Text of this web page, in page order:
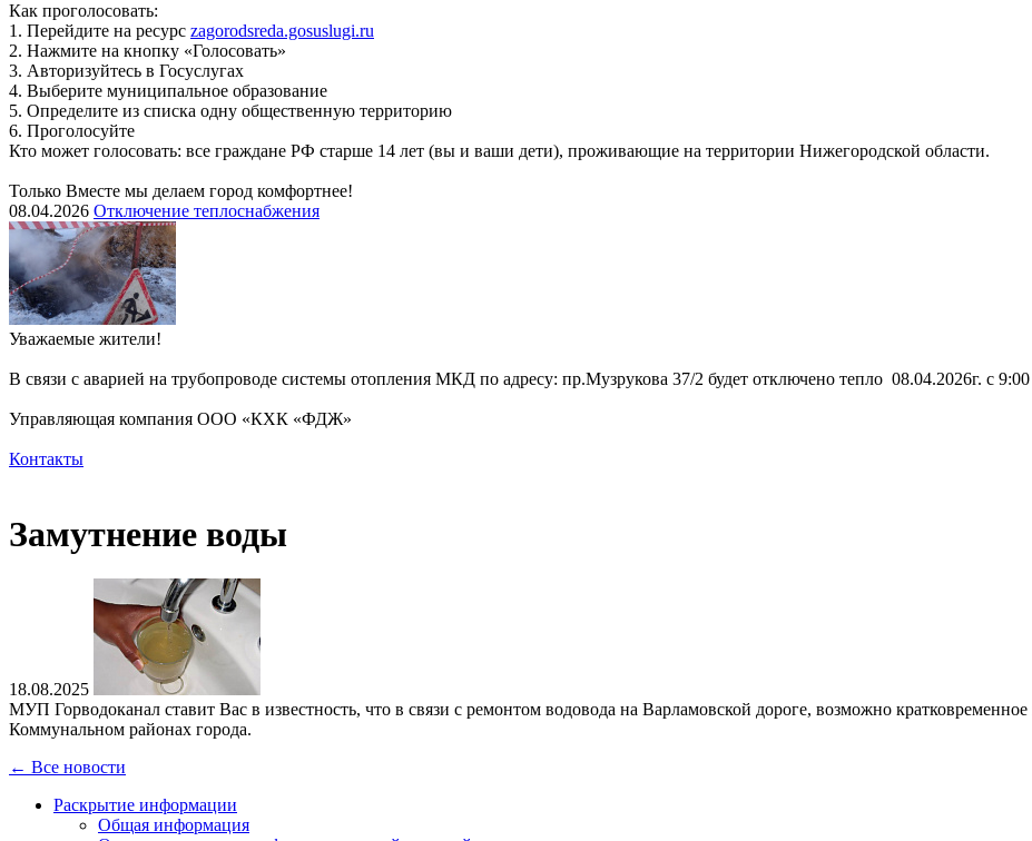
Как проголосовать:
1. Перейдите на ресурс zagorodsreda.gosuslugi.ru
2. Нажмите на кнопку «Голосовать»
3. Авторизуйтесь в Госуслугах
4. Выберите муниципальное образование
5. Определите из списка одну общественную территорию
6. Проголосуйте
Кто может голосовать: все граждане РФ старше 14 лет (вы и ваши дети), проживающие на территории Нижегородской области.
Только Вместе мы делаем город комфортнее!
08.04.2026 Отключение теплоснабжения
Уважаемые жители!
В связи с аварией на трубопроводе системы отопления МКД по адресу: пр.Музрукова 37/2 будет отключено тепло 08.04.2026г. с
Управляющая компания ООО «КХК «ФДЖ»
Контакты
Замутнение воды
18.08.2025
МУП Горводоканал ставит Вас в известность, что в связи с ремонтом водовода на Варламовской дороге, возможно
Коммунальном районах города.
← Все новости
Раскрытие информации
Общая информация